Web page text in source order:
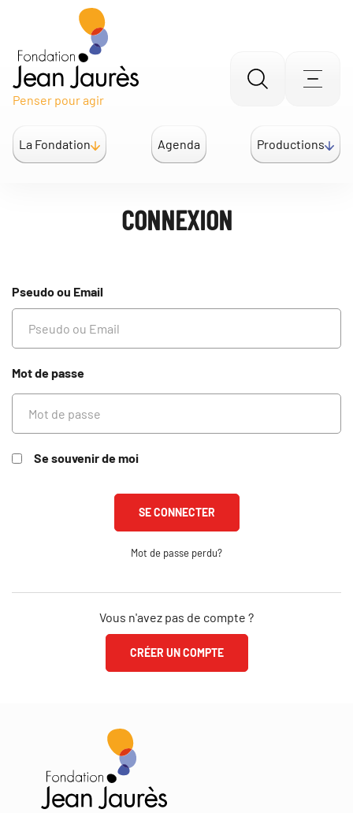
Gestion des traceurs
Penser pour agir
Aller
la
recherche
La Fondation Agenda Productions
CONNEXION
Pseudo ou Email
Mot de passe
Se souvenir de moi
Mot de passe perdu?
Vous n'avez pas de compte ?
CRÉER UN COMPTE